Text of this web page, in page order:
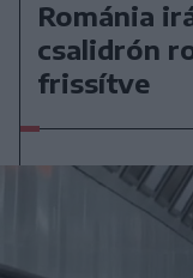
Románia
csalidrón
frissítve